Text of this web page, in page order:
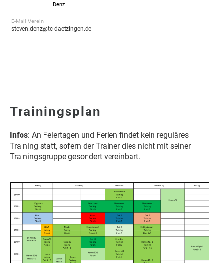
Denz
E-Mail Verein
steven.denz@tc-daetzingen.de
Trainingsplan
Infos: An Feiertagen und Ferien findet kein reguläres
Training statt, sofern der Trainer dies nicht mit seiner
Trainingsgruppe gesondert vereinbart.